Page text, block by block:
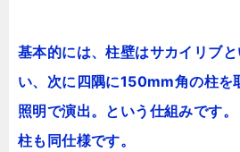
基本的には、柱壁はサカイリブ
い、次に四隅に150mm角の柱を
照明で演出。という仕組みです
柱も同仕様です。